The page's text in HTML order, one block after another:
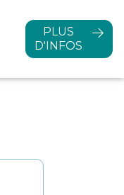
PLUS
D'INFOS